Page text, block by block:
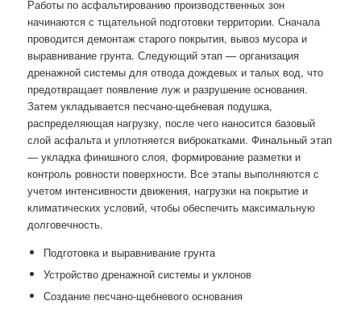
Работы по асфальтированию производственных зон
начинаются с тщательной подготовки территории. Сначала
проводится демонтаж старого покрытия, вывоз мусора и
выравнивание грунта. Следующий этап — организация
дренажной системы для отвода дождевых и талых вод, что
предотвращает появление луж и разрушение основания.
Затем укладывается песчано-щебневая подушка,
распределяющая нагрузку, после чего наносится базовый
слой асфальта и уплотняется виброкатками. Финальный этап
— укладка финишного слоя, формирование разметки и
контроль ровности поверхности. Все этапы выполняются с
учетом интенсивности движения, нагрузки на покрытие и
климатических условий, чтобы обеспечить максимальную
долговечность.
Подготовка и выравнивание грунта
Устройство дренажной системы и уклонов
Создание песчано-щебневого основания